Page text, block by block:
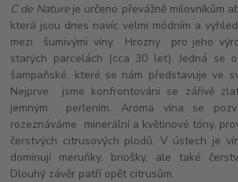
C de Natureje určeno převážně milovníkům
která jsou dnes navíc velmi módním a
mezi šumivými víny. Hrozny pro jeho
starých parcelách (cca 30 let). Jedná se
šampaňské, které se nám představuje ve
Nejprve jsme konfrontováni se zářivě
jemným perlením. Aroma vína se
rozeznáváme minerální a květinové tóny,
čerstvých citrusových plodů. V ústech je
dominují meruňky, briošky, ale také
Dlouhý závěr patří opět citrusům.